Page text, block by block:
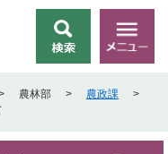
索
メ
ニ
ー
農林部 > 農政課
>